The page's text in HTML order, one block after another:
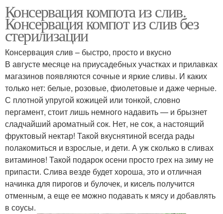
Консервация компота из слив.
Консервация компот из слив без
стерилизации
Консервация слив – быстро, просто и вкусно
В августе месяце на приусадебных участках и прилавках
магазинов появляются сочные и яркие сливы. И каких
только нет: белые, розовые, фиолетовые и даже черные.
С плотной упругой кожицей или тонкой, словно
пергамент, стоит лишь немного надавить — и брызнет
сладчайший ароматный сок. Нет, не сок, а настоящий
фруктовый нектар! Такой вкуснятиной всегда рады
полакомиться и взрослые, и дети. А уж сколько в сливах
витаминов! Такой подарок осени просто грех на зиму не
припасти. Слива везде будет хороша, это и отличная
начинка для пирогов и булочек, и кисель получится
отменным, а еще ее можно подавать к мясу и добавлять
в соусы.